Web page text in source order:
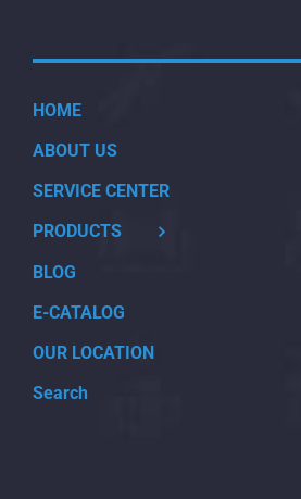
HOME
ABOUT US
SERVICE CENTER
PRODUCTS
BLOG
E-CATALOG
OUR LOCATION
Search